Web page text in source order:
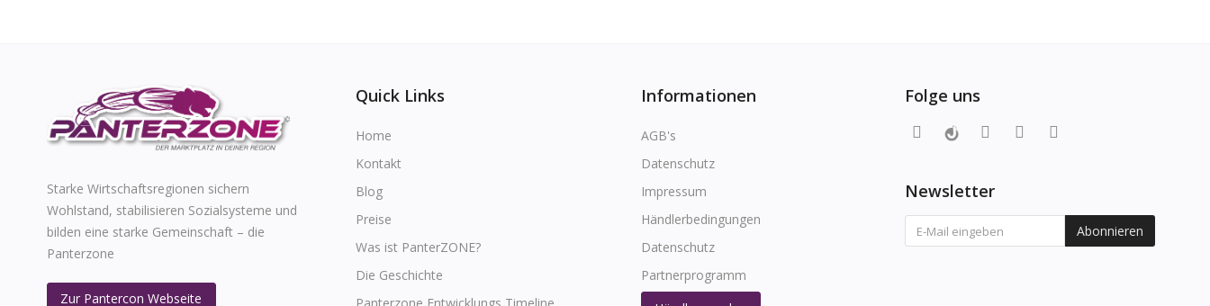
Starke Wirtschaftsregionen sichern
Wohlstand, stabilisieren Sozialsysteme und
bilden eine starke Gemeinschaft – die
Panterzone
Zur Pantercon Webseite
Quick Links
Home
Kontakt
Blog
Preise
Was ist PanterZONE?
Die Geschichte
Informationen
AGB's
Datenschutz
Impressum
Händlerbedingungen
Datenschutz
Partnerprogramm
Folge uns
Newsletter
Abonnieren